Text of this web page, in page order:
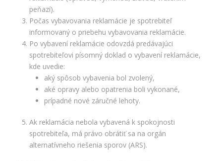
peňazí).
Počas vybavovania reklamácie je spotrebiteľ
informovaný o priebehu vybavovania reklamácie.
Po vybavení reklamácie odovzdá predávajúci
spotrebiteľovi písomný doklad o vybavení reklamácie,
kde uvedie:
aký spôsob vybavenia bol zvolený,
aké opravy alebo opatrenia boli vykonané,
prípadné nové záručné lehoty.
Ak reklamácia nebola vybavená k spokojnosti
spotrebiteľa, má právo obrátiť sa na orgán
alternatívneho riešenia sporov (ARS).